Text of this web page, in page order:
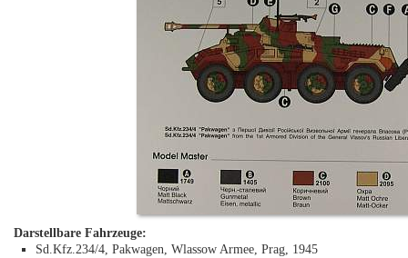
Darstellbare Fahrzeuge:
Sd.Kfz.234/4, Pakwagen, Wlassow Armee, Prag, 1945